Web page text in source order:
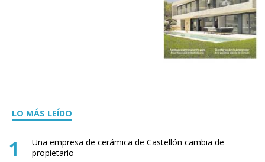
LO MÁS LEÍDO
1
Una empresa de cerámica de Castellón cambia de
propietario